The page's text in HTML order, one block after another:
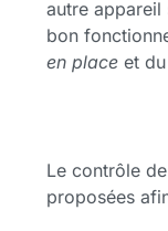
autre appareil
bon
en place et du
Le contrôle de
proposées